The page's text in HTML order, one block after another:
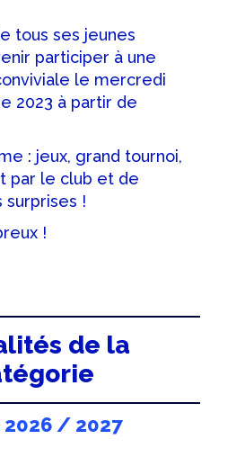
tous ses jeunes
participer à une
le mercredi
2023 à partir de
: jeux, grand tournoi,
par le club et de
surprises !
!
de la
/ 2027